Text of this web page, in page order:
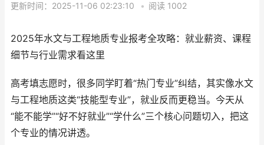
更新时间：2025-11-06 02:23:10 • 阅读 1002
2025年水文与工程地质专业报考全攻略：就业薪资、课程
细节与行业需求看这里
高考填志愿时，很多同学盯着“热门专业”纠结，其实像水文
与工程地质这类“技能型专业”，就业反而更稳当。今天从
“能不能学”“好不好就业”“学什么”三个核心问题切入，把这
个专业的情况讲透。